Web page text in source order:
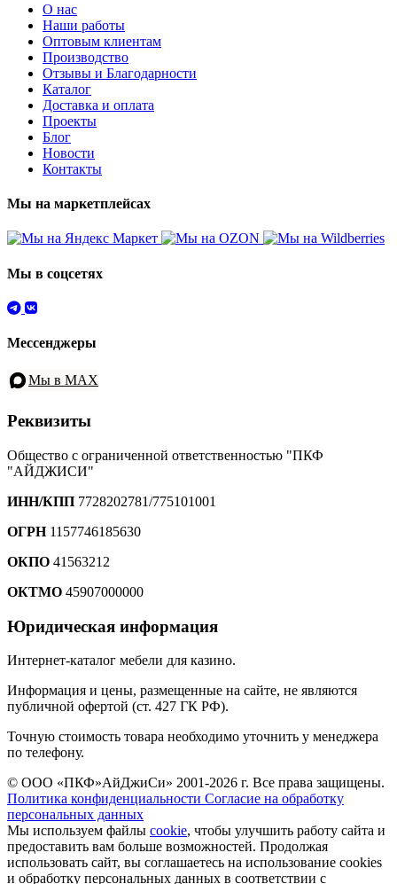
О нас
Наши работы
Оптовым клиентам
Производство
Отзывы и Благодарности
Каталог
Доставка и оплата
Проекты
Блог
Новости
Контакты
Мы на маркетплейсах
Мы в соцсетях
Мессенджеры
Мы в MAX
Реквизиты
Общество с ограниченной ответственностью "ПКФ
"АЙДЖИСИ"
ИНН/КПП 7728202781/775101001
ОГРН1157746185630
ОКПО 41563212
ОКТМО 45907000000
Юридическая информация
Интернет-каталог мебели для казино.
Информация и цены, размещенные на сайте, не являются
публичной офертой (ст. 427 ГК РФ).
Точную стоимость товара необходимо уточнить у менеджера
по телефону.
© ООО «ПКФ»АйДжиСи» 2001-2026 г. Все права защищены.
Политика конфиденциальности Согласие на обработку
персональных данных
Мы используем файлы cookie, чтобы улучшить работу сайта и
предоставить вам больше возможностей. Продолжая
использовать сайт, вы соглашаетесь на использование cookies
и обработку персональных данных в соответствии с